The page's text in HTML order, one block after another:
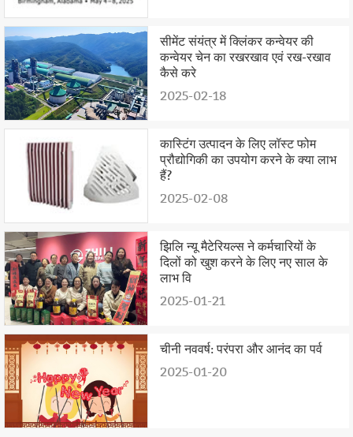
सीमेंट संयंत्र में क्लिंकर कन्वेयर की
कन्वेयर चेन का रखरखाव एवं रख-रखाव
कैसे करे
2025-02-18
कास्टिंग उत्पादन के लिए लॉस्ट फोम
प्रौद्योगिकी का उपयोग करने के क्या लाभ
हैं?
2025-02-08
झिलि न्यू मैटेरियल्स ने कर्मचारियों के
दिलों को खुश करने के लिए नए साल के
लाभ वि
2025-01-21
चीनी नववर्ष: परंपरा और आनंद का पर्व
2025-01-20